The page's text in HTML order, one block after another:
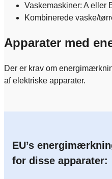
Vaskemaskiner: A eller
Kombinerede vaske/
Apparater med
Der er krav om
af elektriske apparater.
EU’s
for disse apparater: